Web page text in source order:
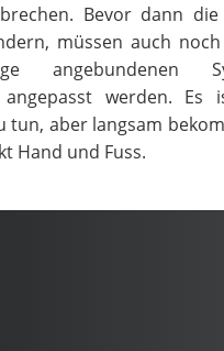
Bevor dann
müssen auch
angebundenen
angepasst werden. Es
tun, aber langsam
Hand und Fuss.